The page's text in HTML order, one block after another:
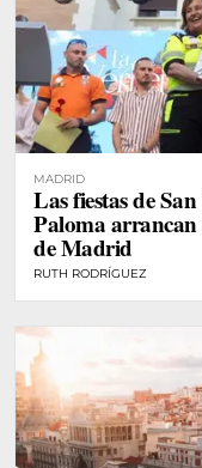
MADRID
Las fiestas de
Paloma
de Madrid
RUTH RODRÍGUEZ